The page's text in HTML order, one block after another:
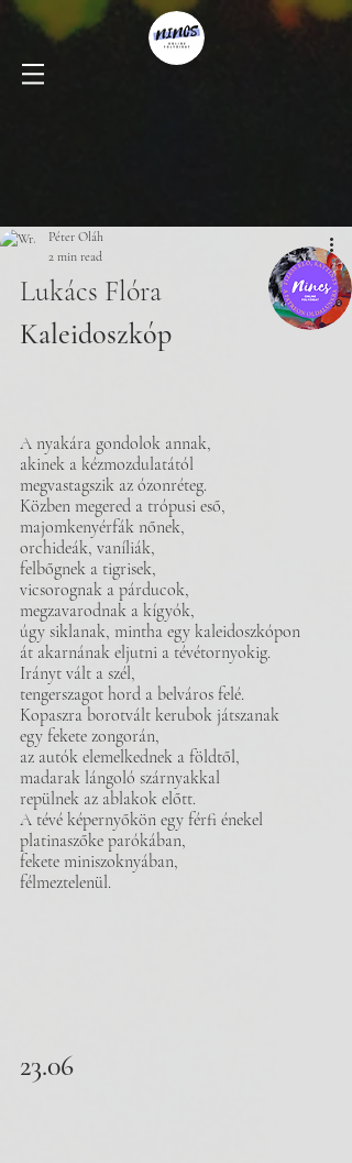
Péter Oláh
2 min read
Lukács Flóra
Kaleidoszkóp
A nyakára gondolok annak,
akinek a kézmozdulatától
megvastagszik az ózonréteg.
Közben megered a trópusi eső,
majomkenyérfák nőnek,
orchideák, vaníliák,
felbőgnek a tigrisek,
vicsorognak a párducok,
megzavarodnak a kígyók,
úgy siklanak, mintha egy kaleidoszkópon
át akarnának eljutni a tévétornyokig.
Irányt vált a szél,
tengerszagot hord a belváros felé.
Kopaszra borotvált kerubok játszanak
egy fekete zongorán,
az autók elemelkednek a földtől,
madarak lángoló szárnyakkal
repülnek az ablakok előtt.
A tévé képernyőkön egy férfi énekel
platinaszőke parókában,
fekete miniszoknyában,
félmeztelenül.
23.06